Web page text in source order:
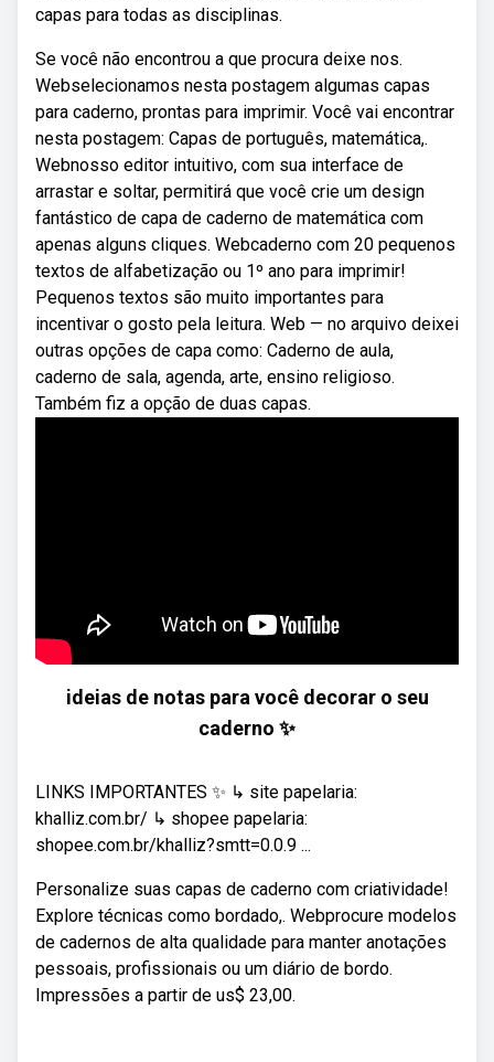
capas para todas as disciplinas.
Se você não encontrou a que procura deixe nos.
Webselecionamos nesta postagem algumas capas
para caderno, prontas para imprimir. Você vai encontrar
nesta postagem: Capas de português, matemática,.
Webnosso editor intuitivo, com sua interface de
arrastar e soltar, permitirá que você crie um design
fantástico de capa de caderno de matemática com
apenas alguns cliques. Webcaderno com 20 pequenos
textos de alfabetização ou 1º ano para imprimir!
Pequenos textos são muito importantes para
incentivar o gosto pela leitura. Web — no arquivo deixei
outras opções de capa como: Caderno de aula,
caderno de sala, agenda, arte, ensino religioso.
Também fiz a opção de duas capas.
ideias de notas para você decorar o seu
caderno ✨
LINKS IMPORTANTES ✨ ↳ site papelaria:
khalliz.com.br/ ↳ shopee papelaria:
shopee.com.br/khalliz?smtt=0.0.9 ...
Personalize suas capas de caderno com criatividade!
Explore técnicas como bordado,. Webprocure modelos
de cadernos de alta qualidade para manter anotações
pessoais, profissionais ou um diário de bordo.
Impressões a partir de us$ 23,00.